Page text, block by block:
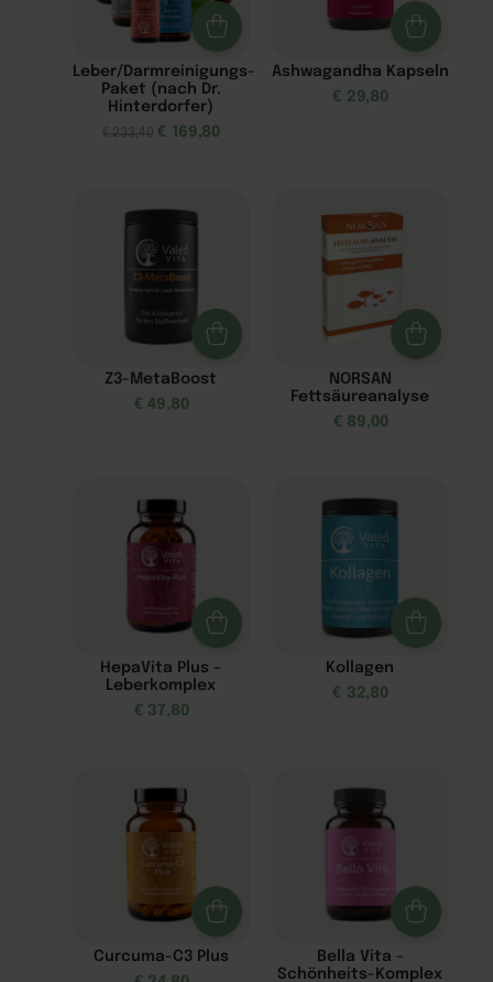
Leber/Darmreinigungs-
Paket (nach Dr.
Hinterdorfer)
€233,40 € 169,80
Ashwagandha Kapseln
€ 29,80
Z3-MetaBoost
€ 49,80
NORSAN
Fettsäureanalyse
€ 89,00
HepaVita Plus –
Leberkomplex
€ 37,80
Kollagen
€ 32,80
Curcuma-C3 Plus
Bella Vita –
Schönheits-Komplex